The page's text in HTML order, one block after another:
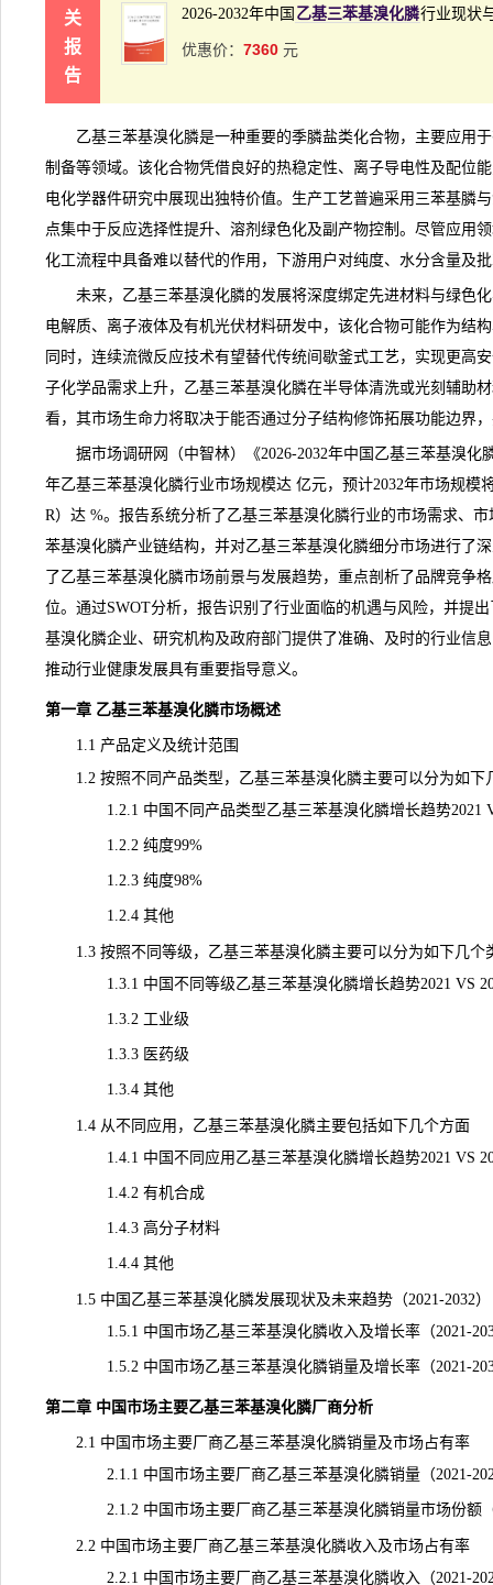
关
报
告
2026-2032年中国 乙基三苯基溴化膦行业现状
优惠价： 7360 元
乙基三苯基溴化膦是一种重要的季膦盐类化合物，主要应用
制备等领域。该化合物凭借良好的热稳定性、离子导电性及配位
电化学器件研究中展现出独特价值。生产工艺普遍采用三苯基膦
点集中于反应选择性提升、溶剂绿色化及副产物控制。尽管应用
化工流程中具备难以替代的作用，下游用户对纯度、水分含量及
未来，乙基三苯基溴化膦的发展将深度绑定先进材料与绿色化
电解质、离子液体及有机光伏材料研发中，该化合物可能作为结
同时，连续流微反应技术有望替代传统间歇釜式工艺，实现更高
子化学品需求 上升，乙基三苯基溴化膦在半导体清洗或光刻辅助
看，其市场生命力将取决于能否通过分子结构修饰拓展功能边界
据市场调研网（中智林）《2026-2032年中国乙基三苯基溴化
年乙基三苯基溴化膦行业市场规模达 亿元，预计2032年市场规模
R）达 %。报告系统分析了乙基三苯基溴化膦行业的市场需求、
苯基溴化膦产业链结构，并对乙基三苯基溴化膦细分市场进行了
了乙基三苯基溴化膦市场前景与发展趋势，重点剖析了品牌竞争
位。通过SWOT分析，报告识别了行业面临的机遇与风险，并提
基溴化膦企业、研究机构及政府部门提供了准确、及时的行业信
推动行业健康发展具有重要指导意义。
第一章 乙基三苯基溴化膦市场概述
1.1 产品定义及统计范围
1.2 按照不同产品类型，乙基三苯基溴化膦主要可以分为如下
1.2.1 中国不同产品类型乙基三苯基溴化膦增长趋势2021
1.2.2 纯度99%
1.2.3 纯度98%
1.2.4 其他
1.3 按照不同等级，乙基三苯基溴化膦主要可以分为如下几个
1.3.1 中国不同等级乙基三苯基溴化膦增长趋势2021 VS
1.3.2 工业级
1.3.3 医药级
1.3.4 其他
1.4 从不同应用，乙基三苯基溴化膦主要包括如下几个方面
1.4.1 中国不同应用乙基三苯基溴化膦增长趋势2021 VS
1.4.2 有机合成
1.4.3 高分子材料
1.4.4 其他
1.5 中国乙基三苯基溴化膦发展现状及未来趋势（2021-2032）
1.5.1 中国市场乙基三苯基溴化膦收入及增长率（2021-
1.5.2 中国市场乙基三苯基溴化膦销量及增长率（2021-
第二章 中国市场主要乙基三苯基溴化膦厂商分析
2.1 中国市场主要厂商乙基三苯基溴化膦销量及市场占有率
2.1.1 中国市场主要厂商乙基三苯基溴化膦销量（2021-
2.1.2 中国市场主要厂商乙基三苯基溴化膦销量市场份额（
2.2 中国市场主要厂商乙基三苯基溴化膦收入及市场占有率
2.2.1 中国市场主要厂商乙基三苯基溴化膦收入（2021-